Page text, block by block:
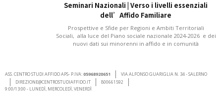
Seminari Nazionali | Verso i livelli essenziali
dell’Affido Familiare
Prospettive e Sfide per Regioni e Ambiti Territoriali
Sociali, alla luce del Piano sociale nazionale 2024-2026 e dei
nuovi dati sui minorenni in affido e in comunità
ASS. CENTRO STUDI AFFIDO APS- P.IVA:05968920651
VIA ALFONSO GUARIGLIA N. 34 - SALERNO
DIREZIONE@CENTROSTUDIAFFIDO.IT
800661592
9:00/13:00 - LUNEDÌ, MERCOLEDÌ, VENERDÌ